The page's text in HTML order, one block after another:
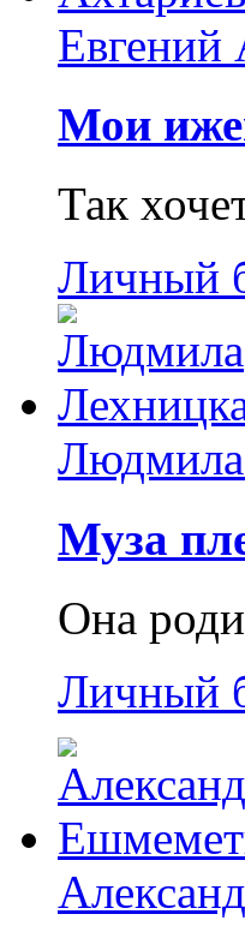
Евгений
Мои
Так
Личный
Муза
Она
Личный